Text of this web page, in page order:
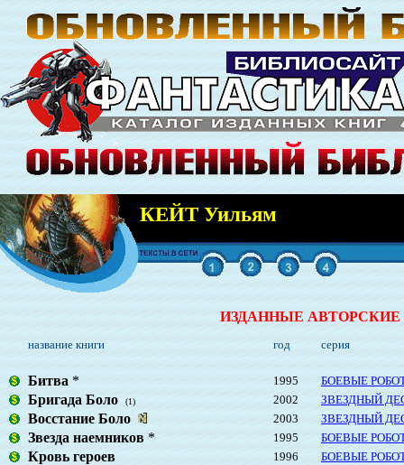
КЕЙТ Уильям
ИЗДАННЫЕ АВТОРСКИЕ
название книги год серия
Битва * 1995 БОЕВЫЕ
Бригада Боло (1) 2002 ЗВЕЗДНЫЙ
Восстание Боло 2003 ЗВЕЗДНЫЙ
Звезда наемников * 1995 БОЕВЫЕ
Кровь героев 1996 БОЕВЫЕ